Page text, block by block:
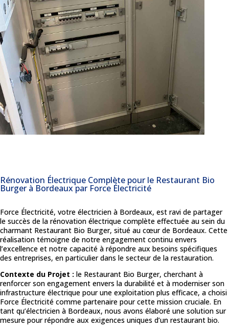
Rénovation Électrique Complète pour le Restaurant Bio
Burger à Bordeaux par Force Électricité
Force Électricité, votre électricien à Bordeaux, est ravi de partager
le succès de la rénovation électrique complète effectuée au sein du
charmant Restaurant Bio Burger, situé au cœur de Bordeaux. Cette
réalisation témoigne de notre engagement continu envers
l’excellence et notre capacité à répondre aux besoins spécifiques
des entreprises, en particulier dans le secteur de la restauration.
Contexte du Projet : le Restaurant Bio Burger, cherchant à
renforcer son engagement envers la durabilité et à moderniser son
infrastructure électrique pour une exploitation plus efficace, a choisi
Force Électricité comme partenaire pour cette mission cruciale. En
tant qu’électricien à Bordeaux, nous avons élaboré une solution sur
mesure pour répondre aux exigences uniques d’un restaurant bio.